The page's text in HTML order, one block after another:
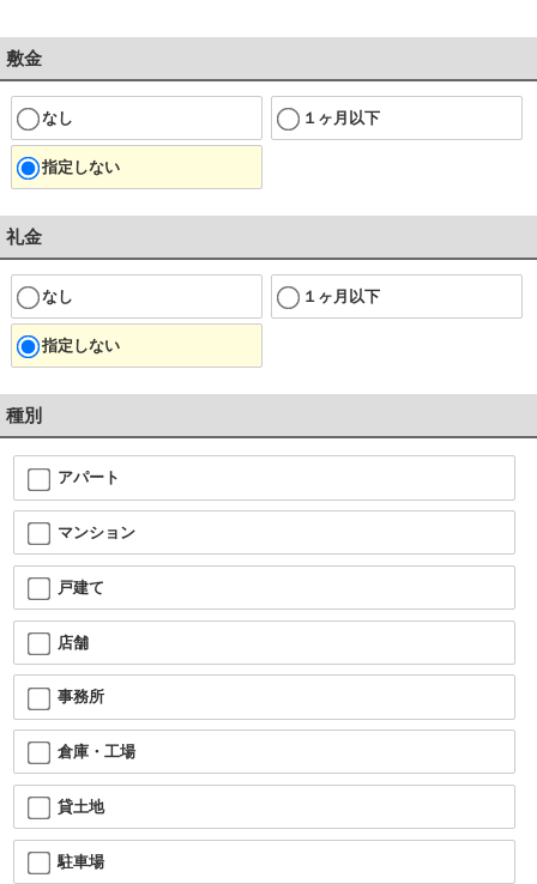
敷金
なし １ヶ月以下
指定しない
礼金
なし １ヶ月以下
指定しない
種別
アパート
マンション
戸建て
店舗
事務所
倉庫・工場
貸土地
駐車場